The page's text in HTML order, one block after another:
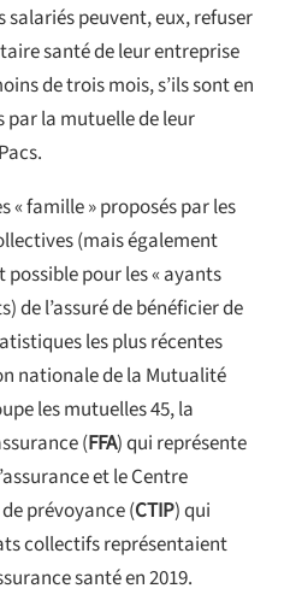
salariés peuvent, eux, refuser
santé de leur entreprise
de trois mois, s’ils sont en
la mutuelle de leur
« famille » proposés par les
(mais également
pour les « ayants
de l’assuré de bénéficier de
les plus récentes
nationale de la Mutualité
les mutuelles 45, la
(FFA) qui représente
et le Centre
prévoyance (CTIP) qui
collectifs représentaient
santé en 2019.